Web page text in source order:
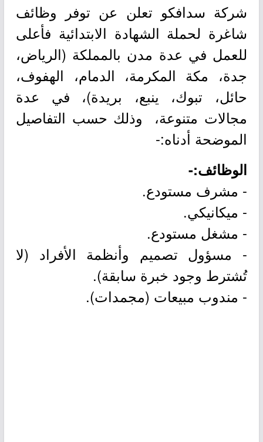
شركة سدافكو تعلن عن توفر وظائف
شاغرة لحملة الشهادة الابتدائية فأعلى
للعمل في عدة مدن بالمملكة (الرياض،
جدة، مكة المكرمة، الدمام، الهفوف،
حائل، تبوك، ينبع، بريدة)، في عدة
مجالات متنوعة، وذلك حسب التفاصيل
الموضحة أدناه:-
الوظائف:-
- مشرف مستودع.
- ميكانيكي.
- مشغل مستودع.
- مسؤول تصميم وأنظمة الأفراد (لا
تُشترط وجود خبرة سابقة).
- مندوب مبيعات (مجمدات).